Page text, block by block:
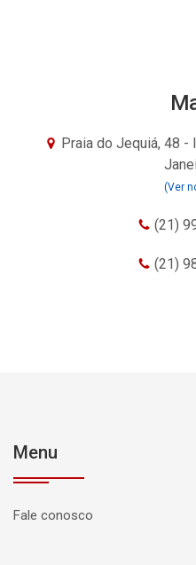
Praia do Jequiá, 48 -
(Ver
(21)
(21)
Menu
Fale conosco